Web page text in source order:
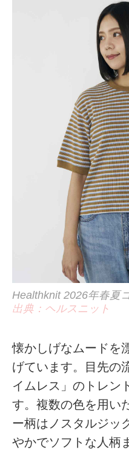
Healthknit 2026年春夏
出典：ヘルスニット
懐かしげなムードを
げています。目先の
イムレス」のトレン
す。複数の色を用い
ー柄はノスタルジッ
やかでソフトな人柄